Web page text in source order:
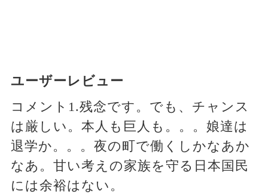
ユーザーレビュー
コメント1.残念です。でも、チャンス
は厳しい。本人も巨人も。。。娘達は
退学か。。。夜の町で働くしかなあか
なあ。甘い考えの家族を守る日本国民
には余裕はない。